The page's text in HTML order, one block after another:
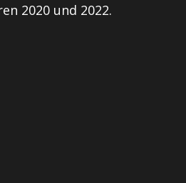
2020 und 2022.